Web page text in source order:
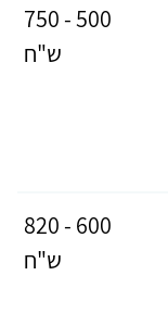
500 - 750
ש"ח
600 - 820
ש"ח